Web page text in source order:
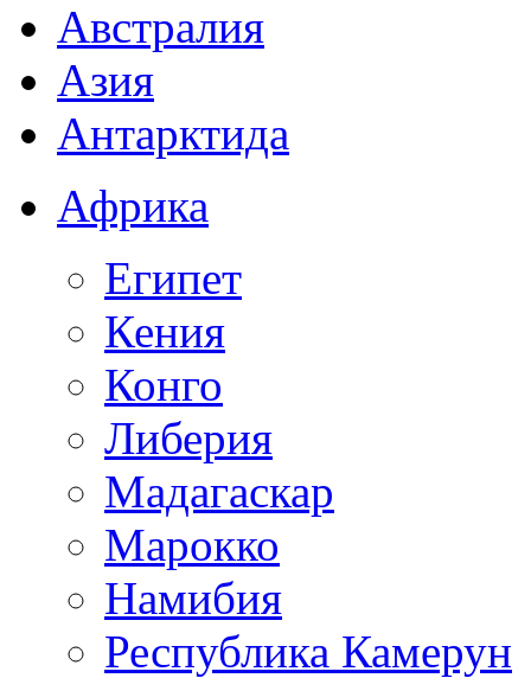
Австралия
Азия
Антарктида
Африка
Египет
Кения
Конго
Либерия
Мадагаскар
Марокко
Намибия
Республика Камерун